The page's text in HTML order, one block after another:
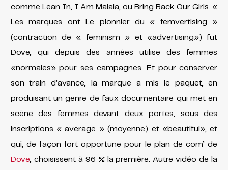
comme Lean In, I Am Malala, ou Bring Back Our Girls. «
Les marques ont Le pionnier du « femvertising »
(contraction de « feminism » et «advertising») fut
Dove, qui depuis des années utilise des femmes
«normales» pour ses campagnes. Et pour conserver
son train d’avance, la marque a mis le paquet, en
produisant un genre de faux documentaire qui met en
scène des femmes devant deux portes, sous des
inscriptions « average » (moyenne) et «beautiful», et
qui, de façon fort opportune pour le plan de com’ de
Dove , choisissent à 96 % la première. Autre vidéo de la